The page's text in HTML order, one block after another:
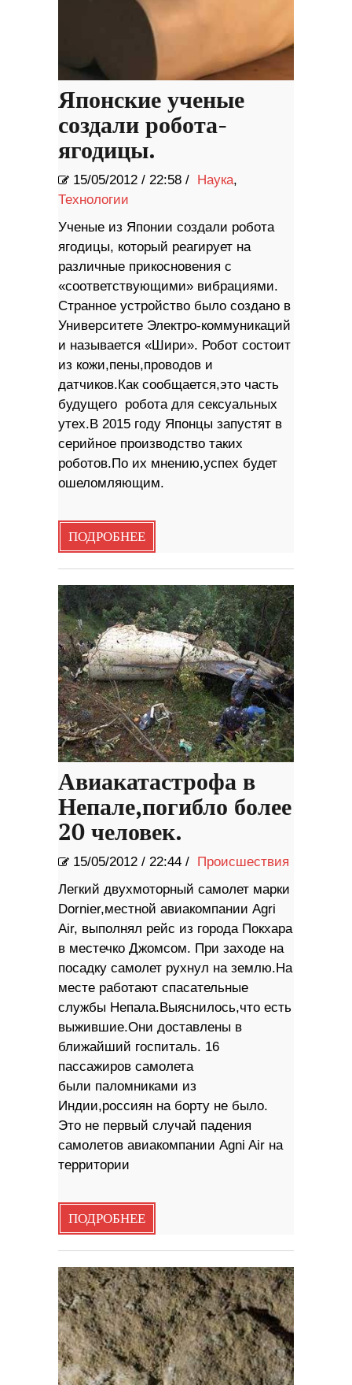
Японские ученые
создали робота-
ягодицы.
15/05/2012 / 22:58 / Наука,
Технологии
Ученые из Японии создали робота
ягодицы, который реагирует на
различные прикосновения с
«соответствующими» вибрациями.
Странное устройство было создано в
Университете Электро-коммуникаций
и называется «Шири». Робот состоит
из кожи,пены,проводов и
датчиков.Как сообщается,это часть
будущего робота для сексуальных
утех.В 2015 году Японцы запустят в
серийное производство таких
роботов.По их мнению,успех будет
ошеломляющим.
ПОДРОБНЕЕ
Авиакатастрофа в
Непале,погибло более
20 человек.
15/05/2012 / 22:44 /
Происшествия
Легкий двухмоторный самолет марки
Dornier,местной авиакомпании Agri
Air, выполнял рейс из города Покхара
в местечко Джомсом. При заходе на
посадку самолет рухнул на землю.На
месте работают спасательные
службы Непала.Выяснилось,что есть
выжившие.Они доставлены в
ближайший госпиталь. 16
пассажиров самолета
были паломниками из
Индии,россиян на борту не было.
Это не первый случай падения
самолетов авиакомпании Agni Air на
территории
ПОДРОБНЕЕ